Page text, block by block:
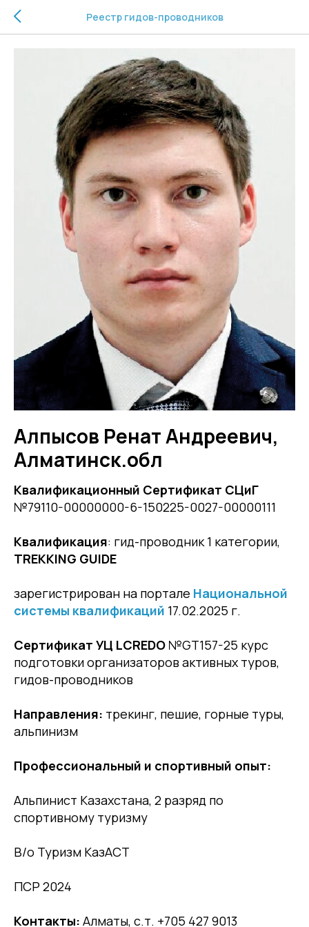
Реестр гидов-проводников
Алпысов Ренат Андреевич,
Алматинск.обл
Квалификационный Сертификат СЦиГ
№79110-00000000-6-150225-0027-00000111
Квалификация: гид-проводник 1 категории,
TREKKING GUIDE
зарегистрирован на портале Национальной
системы квалификаций 17.02.2025 г.
Сертификат УЦ LCREDO №GT157-25 курс
подготовки организаторов активных туров,
гидов-проводников
Направления: трекинг, пешие, горные туры,
альпинизм
Профессиональный и спортивный опыт:
Альпинист Казахстана, 2 разряд по
спортивному туризму
В/о Туризм КазАСТ
ПСР 2024
Контакты: Алматы, с.т. +705 427 9013